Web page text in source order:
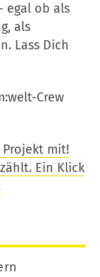
egal ob als
als
Lass Dich
Crew
Projekt mit!
Ein Klick